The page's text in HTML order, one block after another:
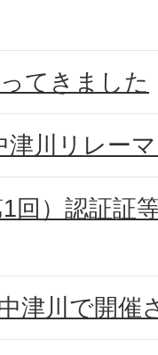
てきました
津川リレー
回）認証証
津川で開催